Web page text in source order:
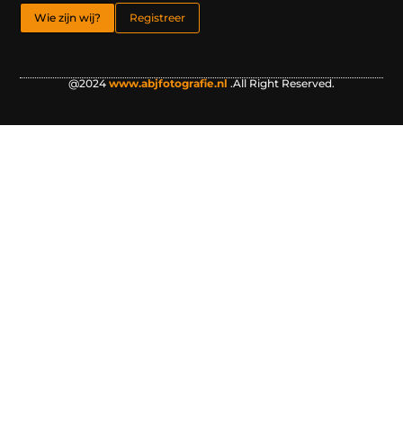
Wie zijn wij? Registreer
@2024www.abjfotografie.nl .All Right Reserved.